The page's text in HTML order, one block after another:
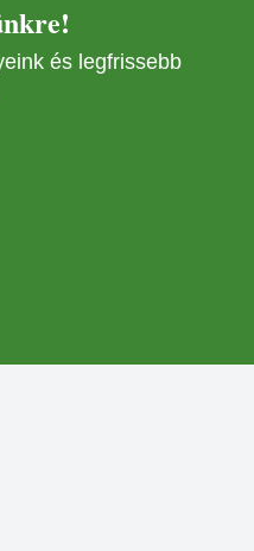
és legfrissebb